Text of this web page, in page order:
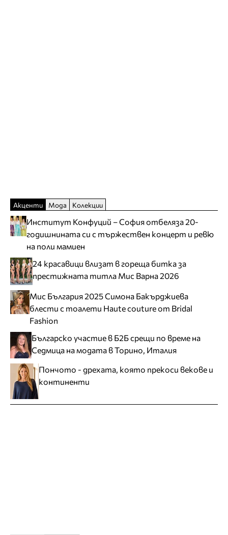
Акценти Мода Колекции
Институт Конфуций – София отбеляза 20-
годишнината си с тържествен концерт и ревю
на поли мамиен
24 красавици влизат в гореща битка за
престижната титла Мис Варна 2026
Мис България 2025 Симона Бакърджиева
блести с тоалети Haute couture от Bridal
Fashion
Българско участие в Б2Б срещи по време на
Седмица на модата в Торино, Италия
Пончото - дрехата, която прекоси векове и
континенти